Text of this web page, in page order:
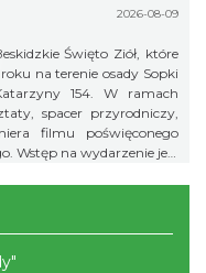
2026-08-09
Święto Ziół, które
na terenie osady Sopki
154. W ramach
spacer przyrodniczy,
filmu poświęconego
Wstęp na wydarzenie jest